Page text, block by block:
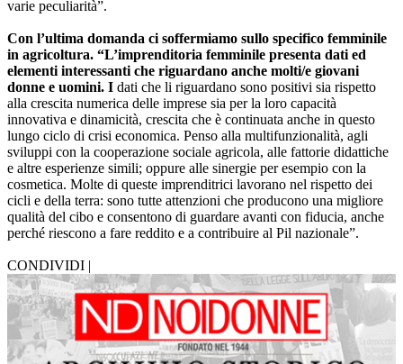
varie peculiarità”.
Con l’ultima domanda ci soffermiamo sullo specifico femminile
in agricoltura. “L’imprenditoria femminile presenta dati ed
elementi interessanti che riguardano anche molti/e giovani
donne e uomini. I dati che li riguardano sono positivi sia rispetto
alla crescita numerica delle imprese sia per la loro capacità
innovativa e dinamicità, crescita che è continuata anche in questo
lungo ciclo di crisi economica. Penso alla multifunzionalità, agli
sviluppi con la cooperazione sociale agricola, alle fattorie didattiche
e altre esperienze simili; oppure alle sinergie per esempio con la
cosmetica. Molte di queste imprenditrici lavorano nel rispetto dei
cicli e della terra: sono tutte attenzioni che producono una migliore
qualità del cibo e consentono di guardare avanti con fiducia, anche
perché riescono a fare reddito e a contribuire al Pil nazionale”.
CONDIVIDI |